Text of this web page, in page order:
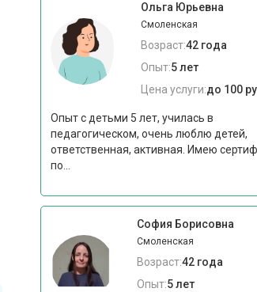
Ольга Юрьевна
Смоленская
Возраст:42 года
Опыт:5 лет
Цена услуги:до 100
Опыт с детьми 5 лет, училась в
педагогическом, очень люблю детей,
ответственная, активная. Имею
по...
София Борисовна
Смоленская
Возраст:42 года
Опыт:5 лет